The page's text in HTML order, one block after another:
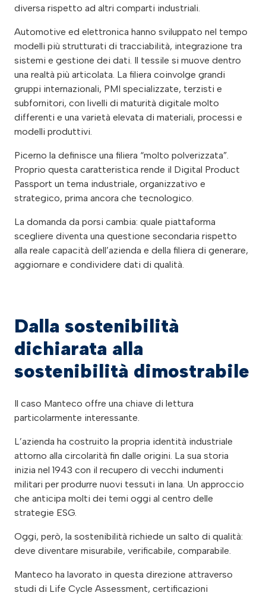
diversa rispetto ad altri comparti industriali.
Automotive ed elettronica hanno sviluppato nel tempo
modelli più strutturati di tracciabilità, integrazione tra
sistemi e gestione dei dati. Il tessile si muove dentro
una realtà più articolata. La filiera coinvolge grandi
gruppi internazionali, PMI specializzate, terzisti e
subfornitori, con livelli di maturità digitale molto
differenti e una varietà elevata di materiali, processi e
modelli produttivi.
Picerno la definisce una filiera “molto polverizzata”.
Proprio questa caratteristica rende il Digital Product
Passport un tema industriale, organizzativo e
strategico, prima ancora che tecnologico.
La domanda da porsi cambia: quale piattaforma
scegliere diventa una questione secondaria rispetto
alla reale capacità dell’azienda e della filiera di generare,
aggiornare e condividere dati di qualità.
Dalla sostenibilità
dichiarata alla
sostenibilità dimostrabile
Il caso Manteco offre una chiave di lettura
particolarmente interessante.
L’azienda ha costruito la propria identità industriale
attorno alla circolarità fin dalle origini. La sua storia
inizia nel 1943 con il recupero di vecchi indumenti
militari per produrre nuovi tessuti in lana. Un approccio
che anticipa molti dei temi oggi al centro delle
strategie ESG.
Oggi, però, la sostenibilità richiede un salto di qualità:
deve diventare misurabile, verificabile, comparabile.
Manteco ha lavorato in questa direzione attraverso
studi di Life Cycle Assessment, certificazioni